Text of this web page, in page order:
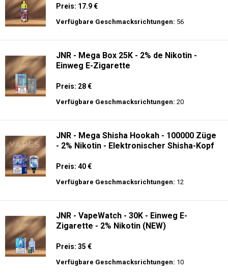
Preis: 17.9 €
Verfügbare Geschmacksrichtungen: 56
JNR - Mega Box 25K - 2% de Nikotin -
Einweg E-Zigarette
Preis: 28 €
Verfügbare Geschmacksrichtungen: 20
JNR - Mega Shisha Hookah - 100000 Züge
- 2% Nikotin - Elektronischer Shisha-Kopf
Preis: 40 €
Verfügbare Geschmacksrichtungen: 12
JNR - VapeWatch - 30K - Einweg E-
Zigarette - 2% Nikotin (NEW)
Preis: 35 €
Verfügbare Geschmacksrichtungen: 10